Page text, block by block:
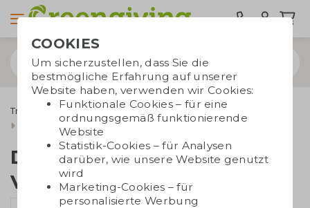
Trinkwaren
Edelstahl Wasserflaschen
Doppelwandige Vakuumflasche
Doppelwandige
Vakuumflasche
COOKIES
Um sicherzustellen, dass Sie die
bestmögliche Erfahrung auf unserer
Website haben, verwenden wir Cookies:
Funktionale Cookies – für eine
ordnungsgemäß funktionierende
Website
Statistik-Cookies – für Analysen
darüber, wie unsere Website genutzt
wird
Marketing-Cookies – für
personalisierte Werbung